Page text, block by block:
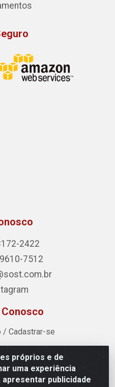
próprios e de
uma experiência
publicidade
2422
7512
/ Cadastrar-se
Rissut, 254 - Recreio
- CEP 42.700-590 - CNPJ